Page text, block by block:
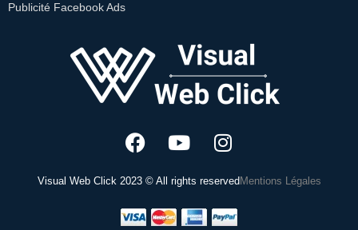
Publicité Facebook Ads
Visual Web Click 2023 © All rights reserved Mentions Légales